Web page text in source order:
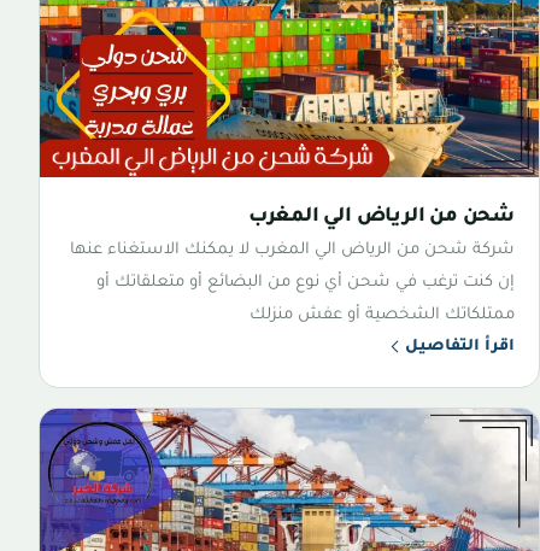
شحن من الرياض الي المغرب
شركة شحن من الرياض الي المغرب لا يمكنك الاستغناء عنها
إن كنت ترغب في شحن أي نوع من البضائع أو متعلقاتك أو
ممتلكاتك الشخصية أو عفش منزلك
اقرأ التفاصيل